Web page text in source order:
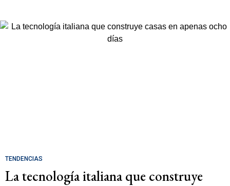
TENDENCIAS
La tecnología italiana que construye